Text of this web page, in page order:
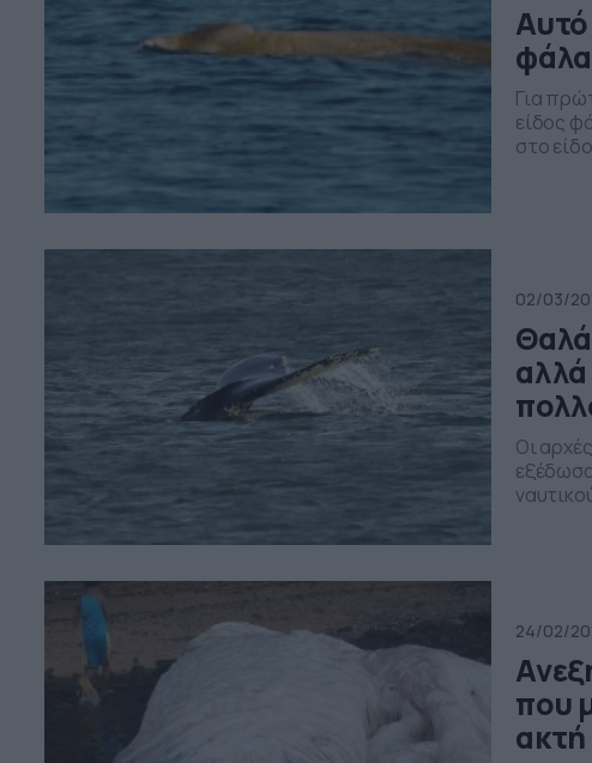
Αυτό
Για
είδος
στο
02/03/
Οι
24/02/
που